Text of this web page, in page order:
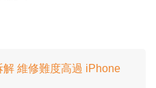
解 維修難度高過 iPhone